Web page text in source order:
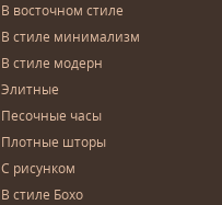
В восточном стиле
В стиле минимализм
В стиле модерн
Элитные
Песочные часы
Плотные шторы
С рисунком
В стиле Бохо